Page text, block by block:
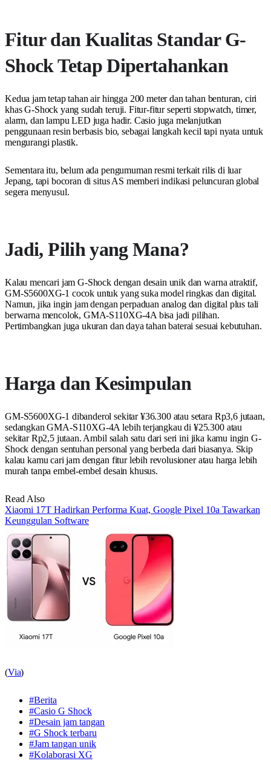
Fitur dan Kualitas Standar G-
Shock Tetap Dipertahankan
Kedua jam tetap tahan air hingga 200 meter dan tahan benturan, ciri
khas G-Shock yang sudah teruji. Fitur-fitur seperti stopwatch, timer,
alarm, dan lampu LED juga hadir. Casio juga melanjutkan
penggunaan resin berbasis bio, sebagai langkah kecil tapi nyata untuk
mengurangi plastik.
Sementara itu, belum ada pengumuman resmi terkait rilis di luar
Jepang, tapi bocoran di situs AS memberi indikasi peluncuran global
segera menyusul.
Jadi, Pilih yang Mana?
Kalau mencari jam G-Shock dengan desain unik dan warna atraktif,
GM-S5600XG-1 cocok untuk yang suka model ringkas dan digital.
Namun, jika ingin jam dengan perpaduan analog dan digital plus tali
berwarna mencolok, GMA-S110XG-4A bisa jadi pilihan.
Pertimbangkan juga ukuran dan daya tahan baterai sesuai kebutuhan.
Harga dan Kesimpulan
GM-S5600XG-1 dibanderol sekitar ¥36.300 atau setara Rp3,6 jutaan,
sedangkan GMA-S110XG-4A lebih terjangkau di ¥25.300 atau
sekitar Rp2,5 jutaan. Ambil salah satu dari seri ini jika kamu ingin G-
Shock dengan sentuhan personal yang berbeda dari biasanya. Skip
kalau kamu cari jam dengan fitur lebih revolusioner atau harga lebih
murah tanpa embel-embel desain khusus.
Read Also
Xiaomi 17T Hadirkan Performa Kuat, Google Pixel 10a Tawarkan
Keunggulan Software
(Via)
#Berita
#Casio G Shock
#Desain jam tangan
#G Shock terbaru
#Jam tangan unik
#Kolaborasi XG